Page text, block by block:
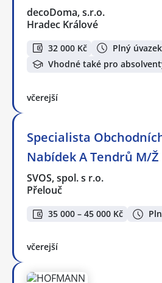
decoDoma, s.r.o.
Hradec Králové
32 000 Kč
Plný úvazek
Vhodné také pro
včerejší
Specialista
Nabídek A Tendrů M/Ž
SVOS, spol. s r.o.
Přelouč
35 000 – 45 000 Kč
včerejší